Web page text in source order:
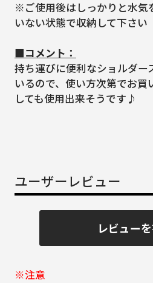
※ご使用後はしっかりと水気
いない状態で収納して下さい
■コメント：
持ち運びに便利なショルダー
いるので、使い方次第でお買
しても使用出来そうです♪
ユーザーレビュー
レビュー
※注意